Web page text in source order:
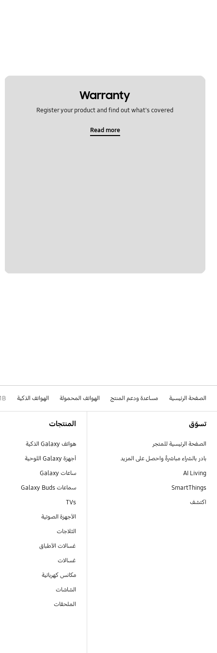
Warranty
Register your product and find out what's covered
Read more
الصفحة الرئيسية مساعدة ودعم المنتج الهواتف المحمولة الهواتف الذكية
تسوّق
الصفحة الرئيسية للمتجر
بادر بالشراء مباشرةً واحصل على المزيد
AI Living
SmartThings
اكتشف
المنتجات
هواتف Galaxy الذكية
أجهزة Galaxy اللوحية
ساعات Galaxy
سماعات Galaxy Buds
TVs
الأجهزة الصوتية
الثلاجات
غسالات الأطباق
غسالات
مكانس كهربائية
الشاشات
الملحقات